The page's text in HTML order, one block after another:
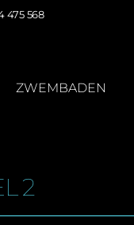
475 568
ZWEMBADEN
2